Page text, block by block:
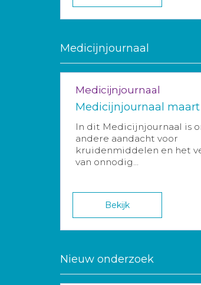
Medicijnjournaal
Medicijnjournaal
Medicijnjournaal
In dit Medicijnjournaal is
andere aandacht voor
kruidenmiddelen en het
van onnodig...
Bekijk
Nieuw onderzoek